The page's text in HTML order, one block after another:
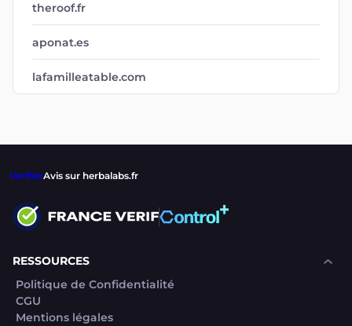
theroof.fr
aponat.es
lafamilleatable.com
VerifierAvis sur herbalabs.fr
RESSOURCES
Politique de Confidentialité
CGU
Mentions légales